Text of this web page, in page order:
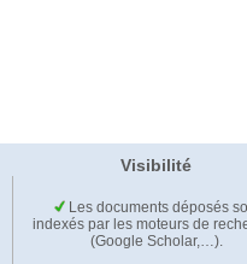
Visibilité
Les documents déposés
indexés par les moteurs de
(Google Scholar,…).